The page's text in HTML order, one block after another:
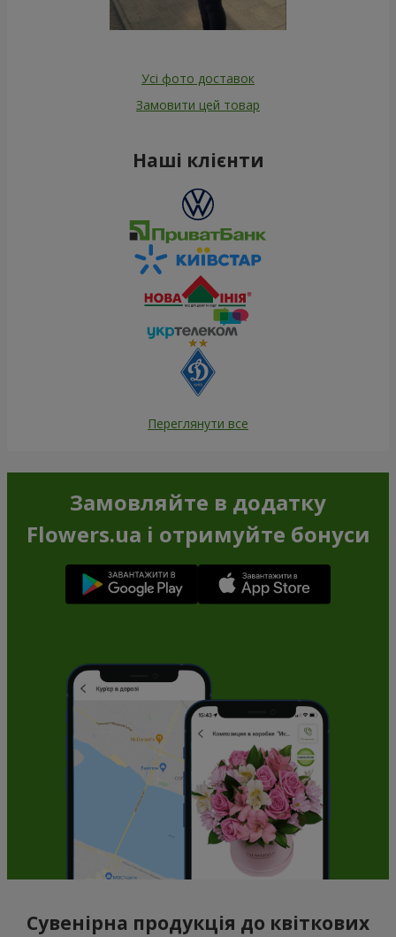
Усі фото доставок
Замовити цей товар
Наші клієнти
Переглянути все
Замовляйте в додатку
Flowers.ua і отримуйте бонуси
Сувенірна продукція до квіткових